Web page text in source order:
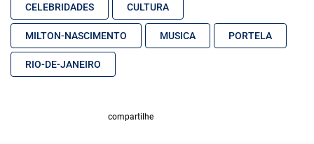
CELEBRIDADES CULTURA
MILTON-NASCIMENTO MUSICA PORTELA
RIO-DE-JANEIRO
compartilhe